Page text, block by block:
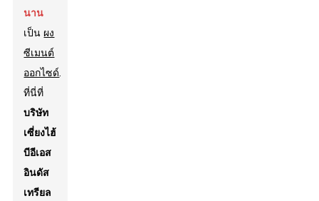
นาน
เป็น ผง
ซีเมนต์
ออกไซด์.
ที่นี่ที่
บริษัท
เซี่ยงไฮ้
บีอีเอส
อินดัส
เทรียล